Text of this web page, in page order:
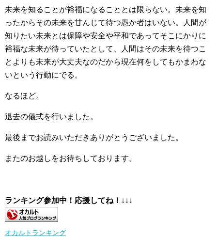
未来を知ることが裕福になることとは限らない。未来を知
ったからその未来を甘んじて待つ愚か者はいない。人間が
知りたい未来とは保障や安全や平和であってそこにかりに
裕福な未来が待っていたとして、人間はその未来を待つこ
とよりも未来が大丈夫なのだから現在何をしてもかまわな
いという行動にでる。
なるほど。
退去の儀式を行いました。
最後までお読みいただきありがとうございました。
またのお越しをお待ちしております。
ランキング参加中！応援してね！ ↓↓↓
オカルトランキング